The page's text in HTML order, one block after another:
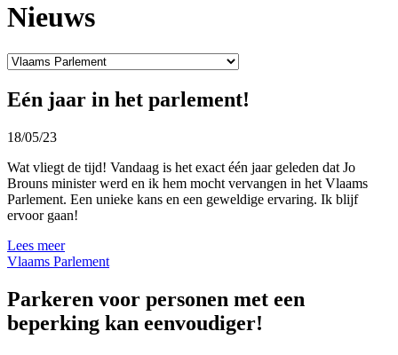
Nieuws
Eén jaar in het parlement!
18/05/23
Wat vliegt de tijd! Vandaag is het exact één jaar geleden dat Jo
Brouns ministerwerd en ik hem mocht vervangen in het Vlaams
Parlement. Een unieke kans en een geweldige ervaring. Ik blijf
ervoor gaan!
Lees meer
Vlaams Parlement
Parkeren voor personen met een
beperking kan eenvoudiger!